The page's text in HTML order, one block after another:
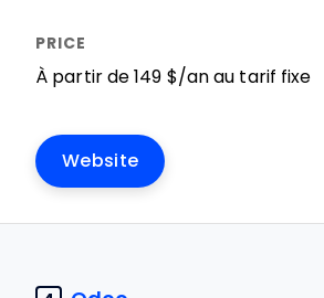
À partir de 149 $/an au tarif fixe
Website